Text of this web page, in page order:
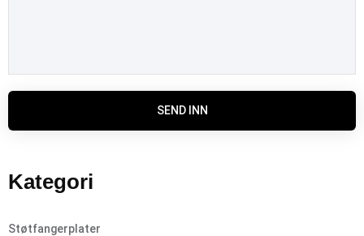
SEND INN
Kategori
Støtfangerplater